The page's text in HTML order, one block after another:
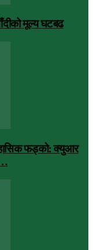
मूल्य घटबढ
फड्को: क्युआर